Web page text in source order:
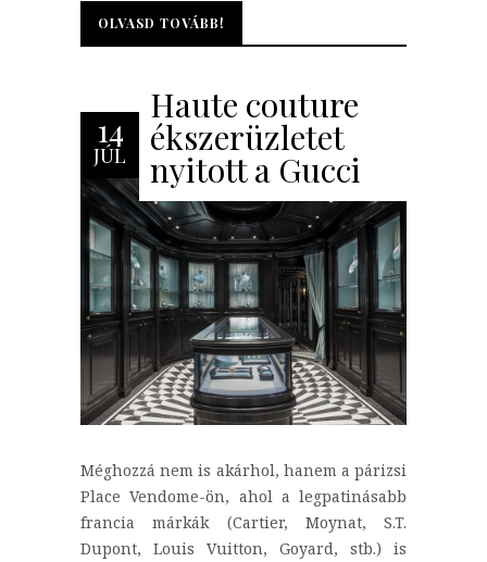
OLVASD TOVÁBB!
OLVASD TOVÁBB!
14
JÚL
Haute couture
ékszerüzletet
nyitott a Gucci
Méghozzá nem is akárhol, hanem a párizsi
Place Vendome-ön, ahol a legpatinásabb
francia márkák (Cartier, Moynat, S.T.
Dupont, Louis Vuitton, Goyard, stb.) is